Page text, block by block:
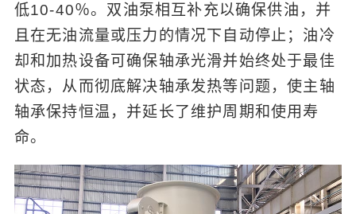
低10-40％。双油泵相互补充以确保供油，并
且在无油流量或压力的情况下自动停止；油冷
却和加热设备可确保轴承光滑并始终处于最佳
状态，从而彻底解决轴承发热等问题，使主轴
轴承保持恒温，并延长了维护周期和使用寿
命。